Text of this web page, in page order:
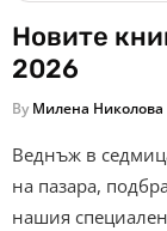
Новите
2026
By Милена Николова
Веднъж в
на пазара,
нашия